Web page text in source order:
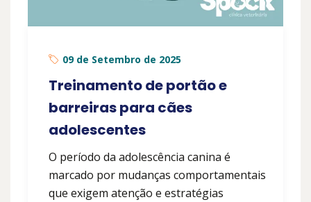
09 de Setembro de 2025
Treinamento de portão e
barreiras para cães
adolescentes
O período da adolescência canina é
marcado por mudanças comportamentais
que exigem atenção e estratégias